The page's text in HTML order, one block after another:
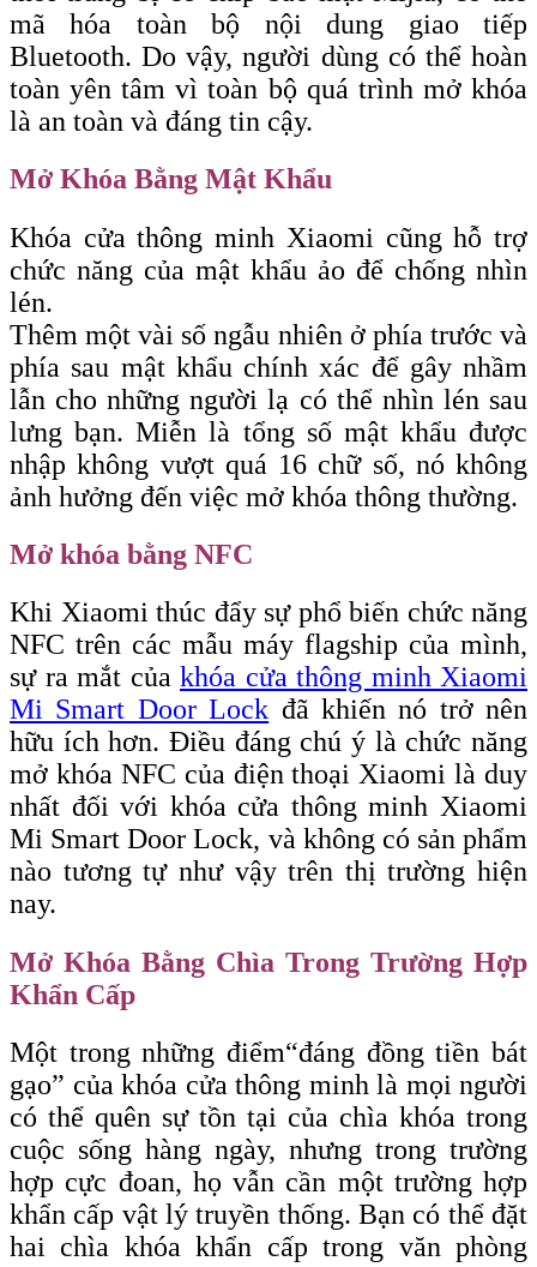
mã hóa toàn bộ nội dung giao tiếp
Bluetooth. Do vậy, người dùng có thể hoàn
toàn yên tâm vì toàn bộ quá trình mở khóa
là an toàn và đáng tin cậy.
Mở Khóa Bằng Mật Khẩu
Khóa cửa thông minh Xiaomi cũng hỗ trợ
chức năng của mật khẩu ảo để chống nhìn
lén.
Thêm một vài số ngẫu nhiên ở phía trước và
phía sau mật khẩu chính xác để gây nhầm
lẫn cho những người lạ có thể nhìn lén sau
lưng bạn. Miễn là tổng số mật khẩu được
nhập không vượt quá 16 chữ số, nó không
ảnh hưởng đến việc mở khóa thông thường.
Mở khóa bằng NFC
Khi Xiaomi thúc đẩy sự phổ biến chức năng
NFC trên các mẫu máy flagship của mình,
sự ra mắt của khóa cửa thông minh Xiaomi
Mi Smart Door Lock đã khiến nó trở nên
hữu ích hơn. Điều đáng chú ý là chức năng
mở khóa NFC của điện thoại Xiaomi là duy
nhất đối với khóa cửa thông minh Xiaomi
Mi Smart Door Lock, và không có sản phẩm
nào tương tự như vậy trên thị trường hiện
nay.
Mở Khóa Bằng Chìa Trong Trường Hợp
Khẩn Cấp
Một trong những điểm“đáng đồng tiền bát
gạo” của khóa cửa thông minh là mọi người
có thể quên sự tồn tại của chìa khóa trong
cuộc sống hàng ngày, nhưng trong trường
hợp cực đoan, họ vẫn cần một trường hợp
khẩn cấp vật lý truyền thống. Bạn có thể đặt
hai chìa khóa khẩn cấp trong văn phòng